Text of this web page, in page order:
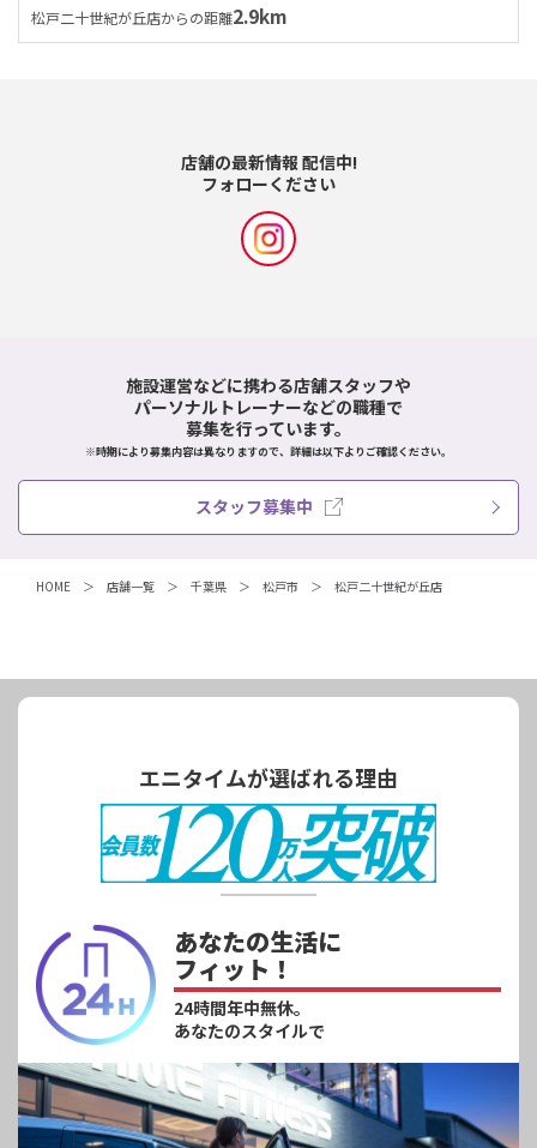
松戸二十世紀が丘店からの距離2.9km
店舗の最新情報 配信中!
フォローください
施設運営などに携わる店舗スタッフや
パーソナルトレーナーなどの職種で
募集を行っています。
※時期により募集内容は異なりますので、詳細は以下よりご確認ください。
スタッフ募集中
HOME 店舗一覧 千葉県 松戸市 松戸二十世紀が丘店
エニタイムが選ばれる理由
あなたの生活に
フィット！
24時間年中無休。
あなたのスタイルで